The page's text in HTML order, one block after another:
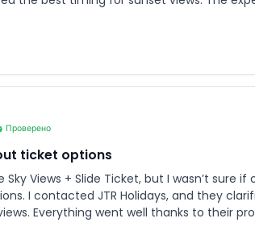
Проверено
ticket options
Views + Slide Ticket, but I wasn’t sure
I contacted JTR Holidays, and they
Everything went well thanks to their